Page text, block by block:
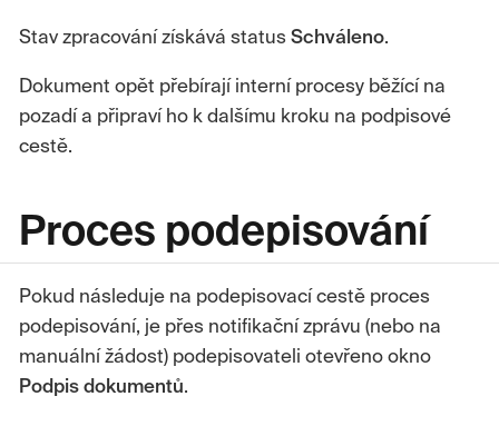
Stav zpracování získává status Schváleno.
Dokument opět přebírají interní procesy běžící na
pozadí a připraví ho k dalšímu kroku na podpisové
cestě.
Proces podepisování
Pokud následuje na podepisovací cestě proces
podepisování, je přes notifikační zprávu (nebo na
manuální žádost) podepisovateli otevřeno okno
Podpis dokumentů.